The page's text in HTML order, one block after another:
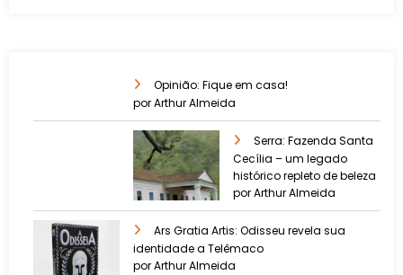
Opinião: Fique em casa!
por Arthur Almeida
Serra: Fazenda Santa
Cecília – um legado
histórico repleto de beleza
por Arthur Almeida
Ars Gratia Artis: Odisseu revela sua
identidade a Telêmaco
por Arthur Almeida